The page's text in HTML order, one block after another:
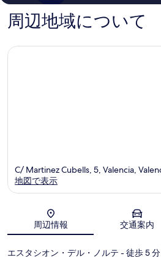
ー
の
口
ミ
周辺地域について
地図
C/ Martinez Cubells, 5, Valencia,
地図で表示
周辺情報 交通案内
エスタシオン・デル・ノルテ - 徒歩 5 分